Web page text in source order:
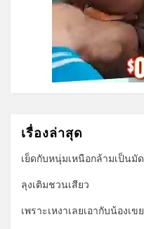
เรื่องล่าสุด
เย็ดกับหนุ่มเหนือกล้ามเป็นมัด
ลุงเติมชวนเสียว
เพราะเหงาเลยเอากับน้องเขย